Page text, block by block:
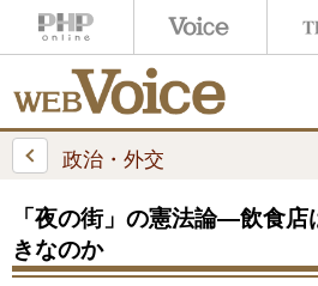
政治・外交
「夜の街」の憲法論―飲食
きなのか